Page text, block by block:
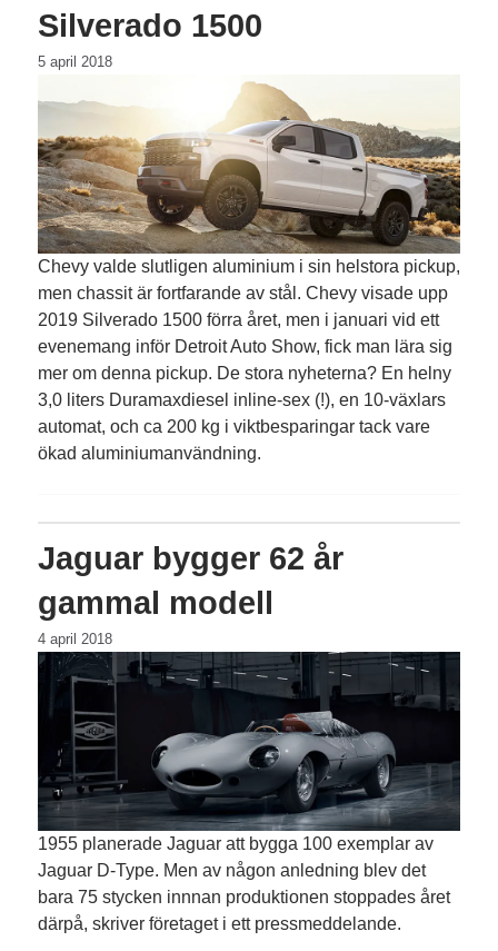
Silverado 1500
5 april 2018
Chevy valde slutligen aluminium i sin helstora pickup,
men chassit är fortfarande av stål. Chevy visade upp
2019 Silverado 1500 förra året, men i januari vid ett
evenemang inför Detroit Auto Show, fick man lära sig
mer om denna pickup. De stora nyheterna? En helny
3,0 liters Duramaxdiesel inline-sex (!), en 10-växlars
automat, och ca 200 kg i viktbesparingar tack vare
ökad aluminiumanvändning.
Jaguar bygger 62 år
gammal modell
4 april 2018
1955 planerade Jaguar att bygga 100 exemplar av
Jaguar D-Type. Men av någon anledning blev det
bara 75 stycken innnan produktionen stoppades året
därpå, skriver företaget i ett pressmeddelande.